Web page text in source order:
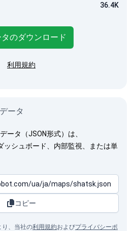
36.4K
のダウンロード
利用規約
ータ
ータ（JSON形式）は、
シュボード、内部監視、または単
コピー
り、当社の利用規約およびプライバシーポ